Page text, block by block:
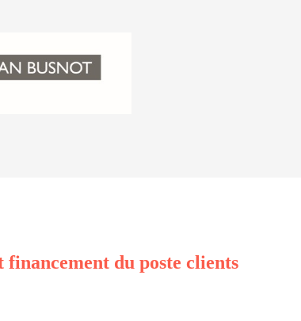
du poste clients